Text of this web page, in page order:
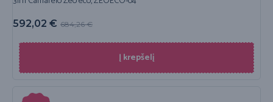
684,26€
592,02 €
Į krepšelį